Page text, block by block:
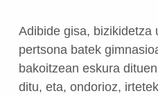
Adibide gisa, bizikidetza
pertsona batek
bakoitzean eskura
ditu, eta, ondorioz,